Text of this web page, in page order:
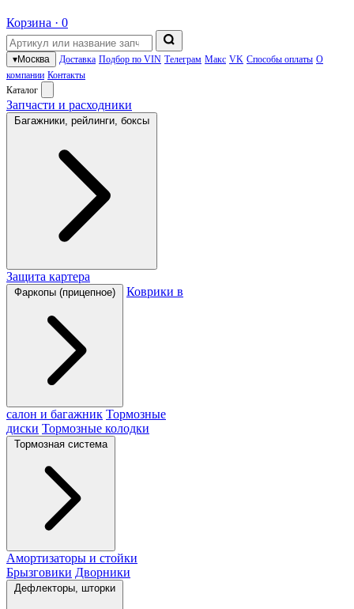
Корзина · 0
▾Москва Доставка Подбор по VIN Телеграм Макс VK Способы оплаты О
компании Контакты
Каталог
Запчасти и расходники
Багажники, рейлинги, боксы
Защита картера
Фаркопы (прицепное) Коврики в
салон и багажник Тормозные
диски Тормозные колодки
Тормозная система
Амортизаторы и стойки
Брызговики Дворники
Дефлекторы, шторки